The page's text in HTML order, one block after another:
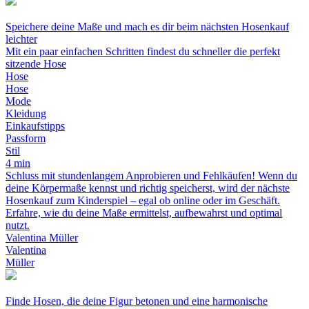
Speichere deine Maße und mach es dir beim nächsten Hosenkauf
leichter
Mit ein paar einfachen Schritten findest du schneller die perfekt
sitzende Hose
Hose
Hose
Mode
Kleidung
Einkaufstipps
Passform
Stil
4 min
Schluss mit stundenlangem Anprobieren und Fehlkäufen! Wenn du
deine Körpermaße kennst und richtig speicherst, wird der nächste
Hosenkauf zum Kinderspiel – egal ob online oder im Geschäft.
Erfahre, wie du deine Maße ermittelst, aufbewahrst und optimal
nutzt.
Valentina Müller
Valentina
Müller
Finde Hosen, die deine Figur betonen und eine harmonische